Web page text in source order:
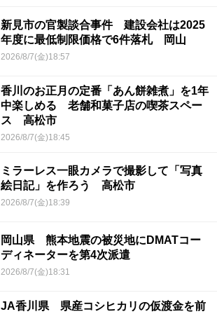
新見市の官製談合事件 建設会社は2025
年度に最低制限価格で6件落札 岡山
2026/8/7(金)18:57
香川のお正月の定番「あん餅雑煮」を1年
中楽しめる 老舗和菓子店の喫茶スペー
ス 高松市
2026/8/7(金)18:45
ミラーレス一眼カメラで撮影して「写真
絵日記」を作ろう 高松市
2026/8/7(金)18:39
岡山県 熊本地震の被災地にDMATコー
ディネーターを第4次派遣
2026/8/7(金)18:31
JA香川県 県産コシヒカリの仮渡金を前